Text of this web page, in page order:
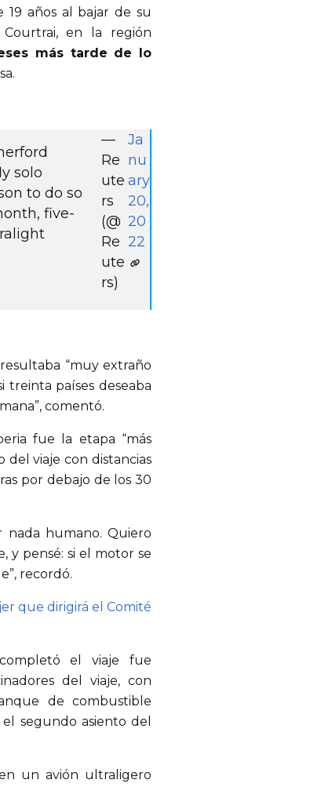
19 años al bajar de su
en la región
más tarde de lo
solo
to do so
five-
—
Re
ute
rs
(@
Re
ute
rs)
Ja
nu
ary
20,
20
22
“muy extraño
treinta países deseaba
comentó.
fue la etapa “más
del viaje con distancias
por debajo de los 30
nada humano. Quiero
y pensé: si el motor se
recordó.
que dirigirá el Comité
el viaje fue
del viaje, con
de combustible
segundo asiento del
un avión ultraligero